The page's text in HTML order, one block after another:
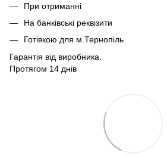
При отриманні
На банківські реквізити
Готівкою для м.Тернопіль
Гарантія від виробника.
Протягом 14 днів